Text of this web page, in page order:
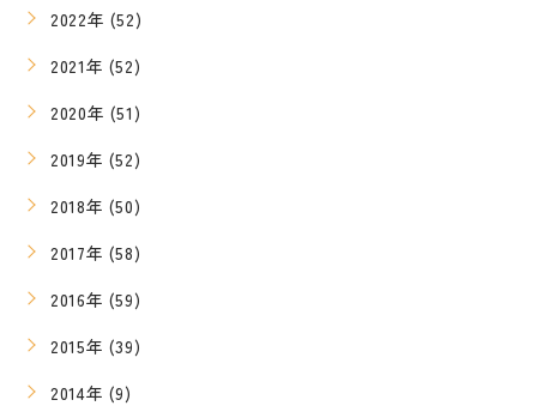
2022年 (52)
2021年 (52)
2020年 (51)
2019年 (52)
2018年 (50)
2017年 (58)
2016年 (59)
2015年 (39)
2014年 (9)